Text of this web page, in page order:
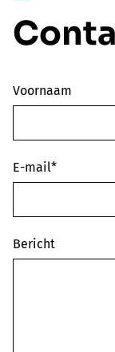
Voornaam
E-mail*
Bericht